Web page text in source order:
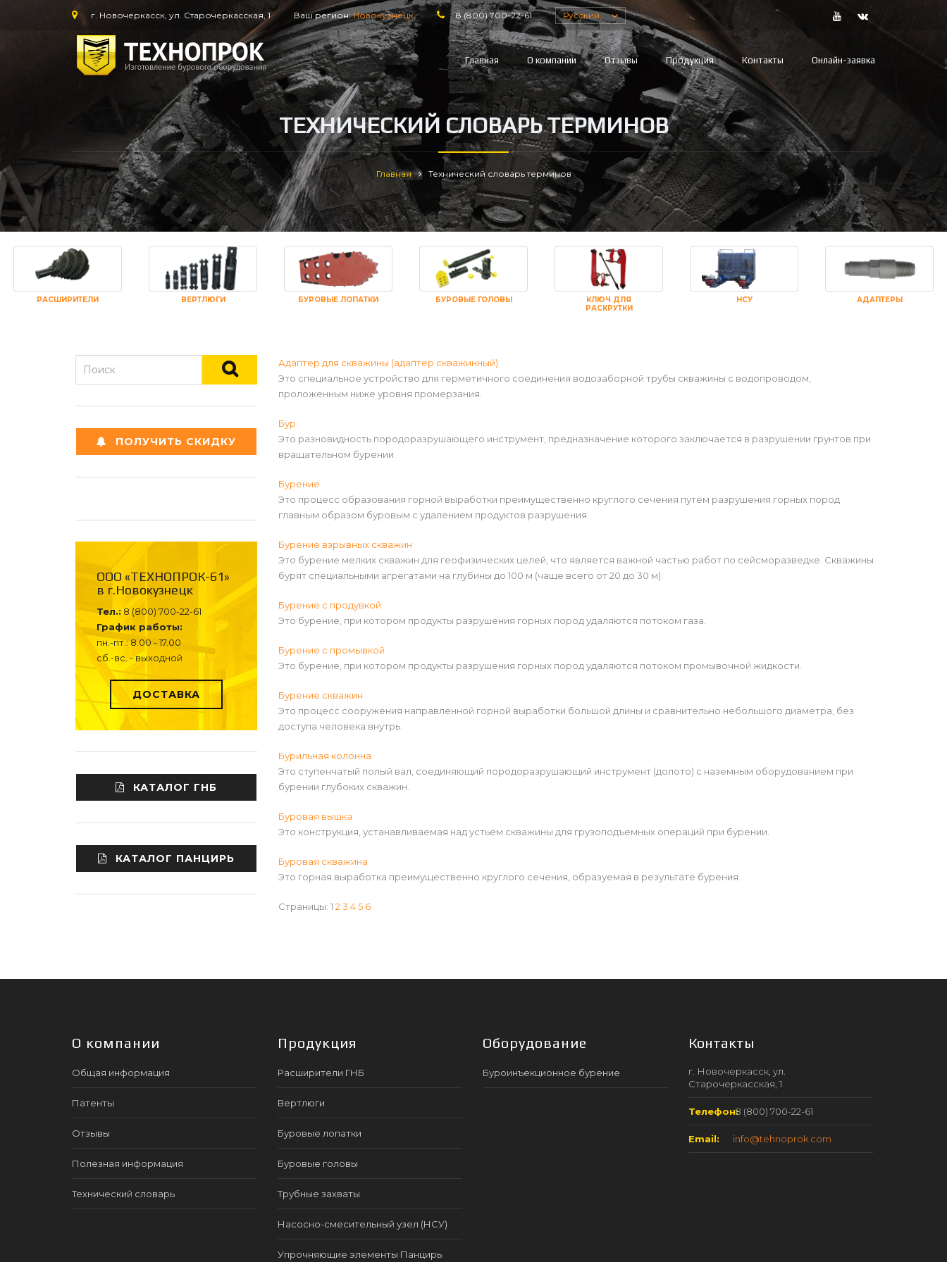
г. Новочеркасск, ул. Старочеркасская, 1 Ваш регион:Новокузнецк 8 (800) 700-22-61 Русский
Главная О компании Отзывы Продукция Контакты Онлайн-заявка
ТЕХНИЧЕСКИЙ СЛОВАРЬ ТЕРМИНОВ
Главная Технический словарь терминов
РАСШИРИТЕЛИ ВЕРТЛЮГИ БУРОВЫЕ ЛОПАТКИ БУРОВЫЕ ГОЛОВЫ
КЛЮЧ ДЛЯ
РАСКРУТКИ
НСУ АДАПТЕРЫ
Адаптер для скважины (адаптер скважинный)
Это специальное устройство для герметичного соединения водозаборной трубы скважины с водопроводом,
проложенным ниже уровня промерзания.
Бур
Это разновидность породоразрушающего инструмент, предназначение которого заключается в разрушении грунтов при
вращательном бурении.
Бурение
Это процесс образования горной выработки преимущественно круглого сечения путём разрушения горных пород
главным образом буровым с удалением продуктов разрушения.
Бурение взрывных скважин
Это бурение мелких скважин для геофизических целей, что является важной частью работ по сейсморазведке. Скважины
бурят специальными агрегатами на глубины до 100 м (чаще всего от 20 до 30 м).
Бурение с продувкой
Это бурение, при котором продукты разрушения горных пород удаляются потоком газа.
Бурение с промывкой
Это бурение, при котором продукты разрушения горных пород удаляются потоком промывочной жидкости.
Бурение скважин
Это процесс сооружения направленной горной выработки большой длины и сравнительно небольшого диаметра, без
доступа человека внутрь.
Бурильная колонна
Это ступенчатый полый вал, соединяющий породоразрушающий инструмент (долото) с наземным оборудованием при
бурении глубоких скважин.
Буровая вышка
Это конструкция, устанавливаемая над устьем скважины для грузоподъемных операций при бурении.
Буровая скважина
Это горная выработка преимущественно круглого сечения, образуемая в результате бурения.
Страницы: 1 2 3 4 5 6
ПОЛУЧИТЬ СКИДКУ
ООО «ТЕХНОПРОК-61»
в г.Новокузнецк
Тел.: 8 (800) 700-22-61
График работы:
пн.-пт.: 8.00 - 17.00
сб.-вс. - выходной
ДОСТАВКА
КАТАЛОГ ГНБ
КАТАЛОГ ПАНЦИРЬ
О компании
Общая информация
Патенты
Отзывы
Полезная информация
Технический словарь
Продукция
Расширители ГНБ
Вертлюги
Буровые лопатки
Буровые головы
Трубные захваты
Насосно-смесительный узел (НСУ)
Упрочняющие элементы Панцирь
Оборудование
Буроинъекционное бурение
Контакты
г. Новочеркасск, ул.
Старочеркасская, 1
Телефон:8 (800) 700-22-61
Email: info@tehnoprok.com